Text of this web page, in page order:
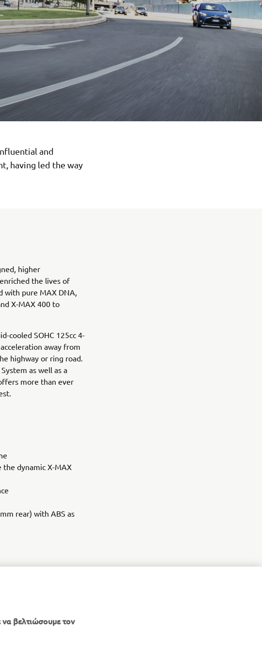
and
having led the way
higher
the lives of
with pure MAX DNA,
X-MAX 400 to
cooled SOHC 125cc 4-
away from
highway or ring road.
as well as a
more than ever
the dynamic X-MAX
rear) with ABS as
βελτιώσουμε τον